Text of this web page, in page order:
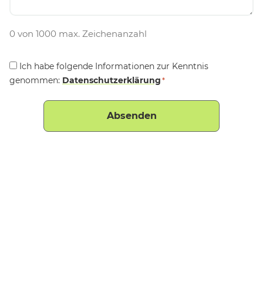
0 von 1000 max. Zeichenanzahl
Consent
*
Ich habe folgende Informationen zur Kenntnis
genommen: Datenschutzerklärung*